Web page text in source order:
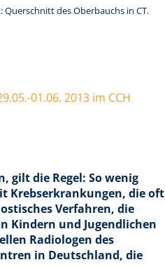
Querschnitt des Oberbauchs in CT.
01.06. 2013 im CCH
gilt die Regel: So wenig
Krebserkrankungen, die oft
Verfahren, die
Kindern und Jugendlichen
Radiologen des
in Deutschland, die